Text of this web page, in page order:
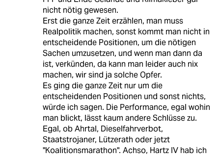
nicht nötig gewesen.
Erst die ganze Zeit erzählen, man muss
Realpolitik machen, sonst kommt man nicht in
entscheidende Positionen, um die nötigen
Sachen umzusetzen, und wenn man dann da
ist, verkünden, da kann man leider auch nix
machen, wir sind ja solche Opfer.
Es ging die ganze Zeit nur um die
entscheidenden Positionen und sonst nichts,
würde ich sagen. Die Performance, egal wohin
man blickt, lässt kaum andere Schlüsse zu.
Egal, ob Ahrtal, Dieselfahrverbot,
Staatstrojaner, Lützerath oder jetzt
"Koalitionsmarathon". Achso, Hartz IV hab ich